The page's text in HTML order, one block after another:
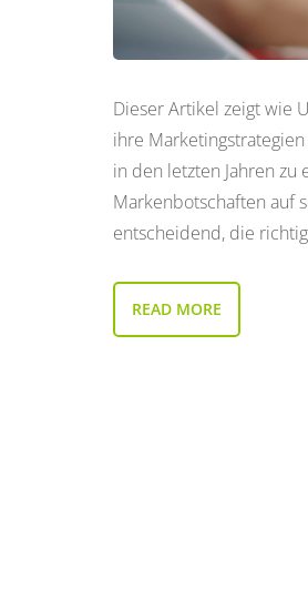
Dieser Artikel zeigt wie
ihre
in den letzten Jahren
Markenbotschaften auf
entscheidend, die
READ MORE